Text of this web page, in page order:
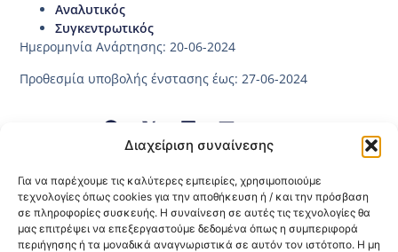
Διαχείριση συναίνεσης
Για να παρέχουμε τις καλύτερες εμπειρίες, χρησιμοποιούμε
τεχνολογίες όπως cookies για την αποθήκευση ή / και την πρόσβαση
σε πληροφορίες συσκευής. Η συναίνεση σε αυτές τις τεχνολογίες θα
μας επιτρέψει να επεξεργαστούμε δεδομένα όπως η συμπεριφορά
περιήγησης ή τα μοναδικά αναγνωριστικά σε αυτόν τον ιστότοπο. Η μη
Αναλυτικός
Συγκεντρωτικός
Ημερομηνία Ανάρτησης: 20-06-2024
Προθεσμία υποβολής ένστασης έως: 27-06-2024
Πολιτική Προστασίας Δεδομένων
Θεσσαλονίκη, ΕλλάδαΤηλ: +30 2311 226 200
email: 3ype@3ype.gr
Page Visits: 00040 Website Visits: 1596986